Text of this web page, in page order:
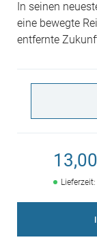
In seinen
eine bewegte
entfernte